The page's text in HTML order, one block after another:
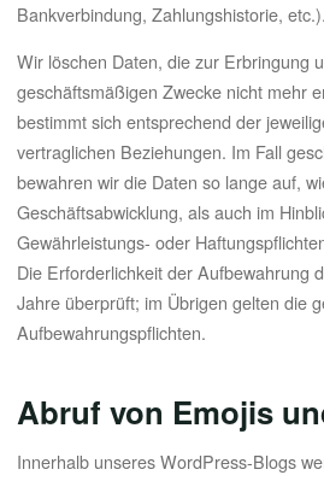
Bankverbindung, Zahlungshistorie, etc.).
Wir löschen Daten, die zur Erbringung
geschäftsmäßigen Zwecke nicht mehr
bestimmt sich entsprechend der
vertraglichen Beziehungen. Im Fall
bewahren wir die Daten so lange auf,
Geschäftsabwicklung, als auch im
Gewährleistungs- oder
Die Erforderlichkeit der Aufbewahrung
Jahre überprüft; im Übrigen gelten die
Aufbewahrungspflichten.
Abruf von Emojis
Innerhalb unseres WordPress-Blogs